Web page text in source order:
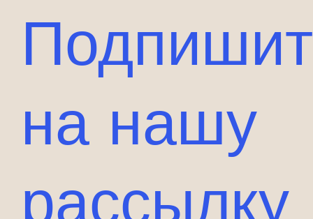
на нашу
рассылку